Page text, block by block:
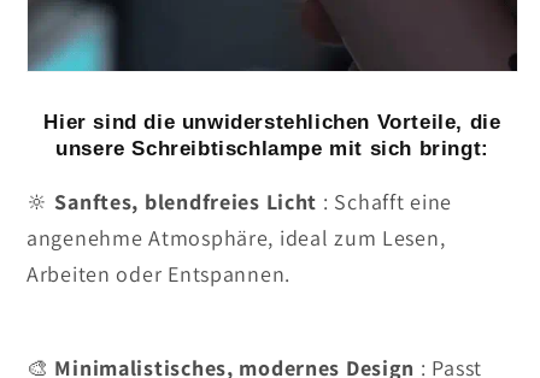
Hier sind die unwiderstehlichen Vorteile, die
unsere Schreibtischlampe mit sich bringt:
🔆 Sanftes, blendfreies Licht : Schafft eine
angenehme Atmosphäre, ideal zum Lesen,
Arbeiten oder Entspannen.
🎨 Minimalistisches, modernes Design : Passt